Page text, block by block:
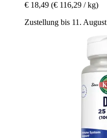
€ 18,49 (€ 116,29 / kg)
Zustellung bis 11. August